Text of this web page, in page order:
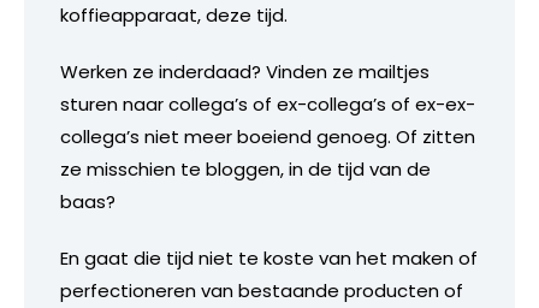
koffieapparaat, deze tijd.
Werken ze inderdaad? Vinden ze mailtjes
sturen naar collega’s of ex-collega’s of ex-ex-
collega’s niet meer boeiend genoeg. Of zitten
ze misschien te bloggen, in de tijd van de
baas?
En gaat die tijd niet te koste van het maken of
perfectioneren van bestaande producten of